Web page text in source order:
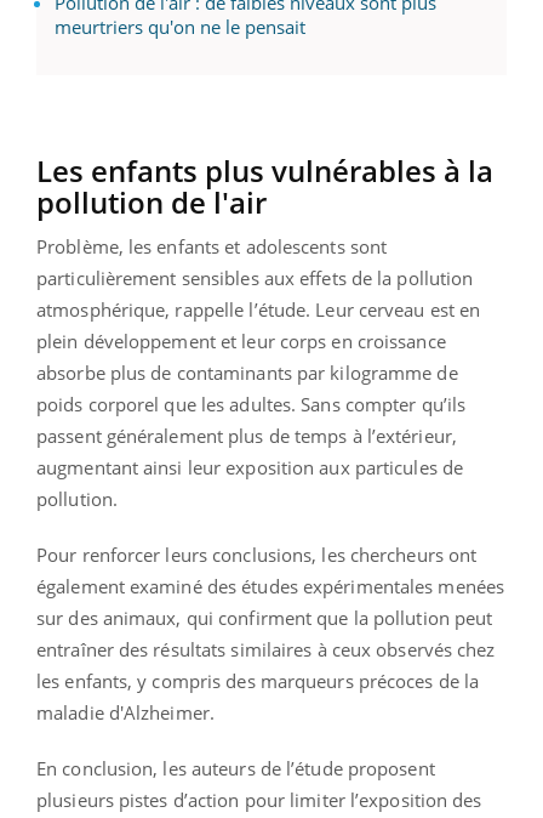
meurtriers qu'on ne le pensait
Les enfants plus vulnérables à la
pollution de l'air
Problème, les enfants et adolescents sont
particulièrement sensibles aux effets de la pollution
atmosphérique, rappelle l’étude. Leur cerveau est en
plein développement et leur corps en croissance
absorbe plus de contaminants par kilogramme de
poids corporel que les adultes. Sans compter qu’ils
passent généralement plus de temps à l’extérieur,
augmentant ainsi leur exposition aux particules de
pollution.
Pour renforcer leurs conclusions, les chercheurs ont
également examiné des études expérimentales menées
sur des animaux, qui confirment que la pollution peut
entraîner des résultats similaires à ceux observés chez
les enfants, y compris des marqueurs précoces de la
maladie d'Alzheimer.
En conclusion, les auteurs de l’étude proposent
plusieurs pistes d’action pour limiter l’exposition des